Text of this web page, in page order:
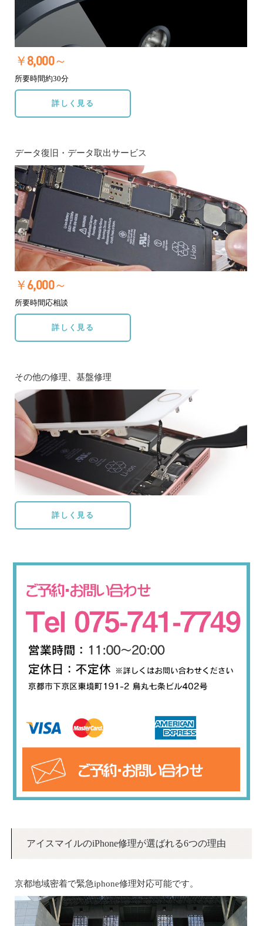
￥8,000～
所要時間約30分
詳しく見る
データ復旧・データ取出サービス
￥6,000～
所要時間応相談
詳しく見る
その他の修理、基盤修理
詳しく見る
アイスマイルのiPhone修理が選ばれる6つの理由
京都地域密着で緊急iphone修理対応可能です。